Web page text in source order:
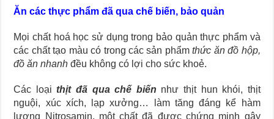
Ăn các thực phẩm đã qua chế biến, bảo quản
Mọi chất hoá học sử dụng trong bảo quản thực phẩm và
các chất tạo màu có trong các sản phẩmthức ăn đồ hộp,
đồ ăn nhanh đều không có lợi cho sức khoẻ.
Các loạithịt đã qua chế biến như thịt hun khói, thịt
nguội, xúc xích, lạp xưởng… làm tăng đáng kể hàm
lượng Nitrosamin, một chất đã được chứng minh gây